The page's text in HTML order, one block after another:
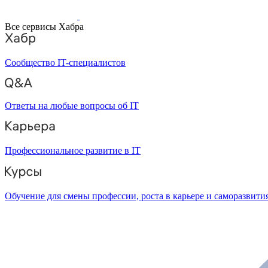
Все сервисы Хабра
Сообщество IT-специалистов
Ответы на любые вопросы об IT
Профессиональное развитие в IT
Обучение для смены профессии, роста в карьере и